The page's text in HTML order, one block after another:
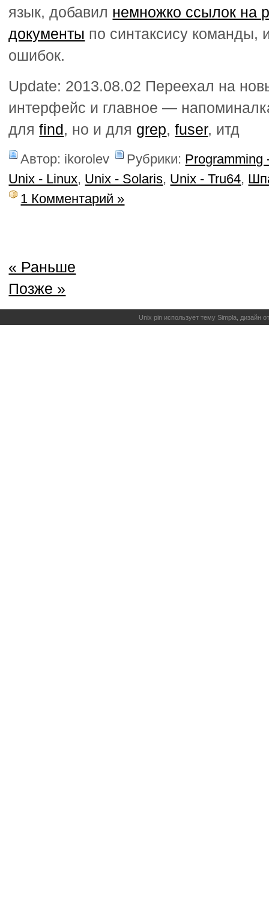
язык, добавил немножко ссылок на
документы по синтаксису команды,
ошибок.
Update: 2013.08.02 Переехал на
интерфейс и главное —
дляfind, но и для grep,fuser, итд
Автор: ikorolev Рубрики: Programming
Unix - Linux, Unix - Solaris, Unix - Tru64,
1 Комментарий »
« Раньше
Позже »
Unix pin использует тему Simpla, дизайн